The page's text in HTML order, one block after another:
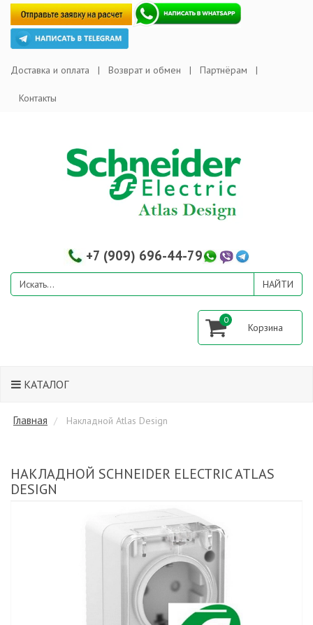
Доставка и оплата Возврат и обмен Партнёрам
Контакты
+7 (909) 696-44-79
0
КАТАЛОГ
Главная Накладной Atlas Design
НАКЛАДНОЙ SCHNEIDER ELECTRIC ATLAS
DESIGN